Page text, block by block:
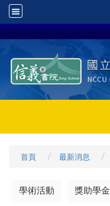
首頁 最新消息
學術活動 獎助學金